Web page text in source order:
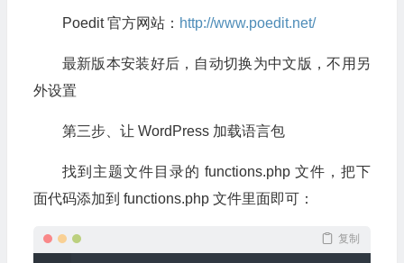
Poedit 官方网站： http://www.poedit.net/
最新版本安装好后，自动切换为中文版，不用另
外设置
第三步、让 WordPress 加载语言包
找到主题文件目录的 functions.php 文件，把下
面代码添加到 functions.php 文件里面即可：
复制